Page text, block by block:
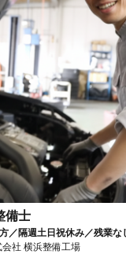
備士
／隔週土日祝休み／残業な
触れられる
社 横浜整備工場